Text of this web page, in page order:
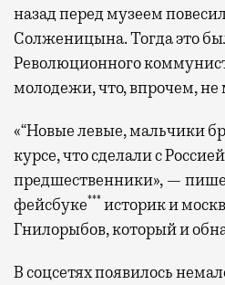
назад перед музеем
Солженицына. Тогда это
Революционного
молодежи, что, впрочем, не
«“Новые левые, мальчики
курсе, что сделали с
предшественники», —
фейсбуке***историк и
Гнилорыбов, который и
В соцсетях появилось